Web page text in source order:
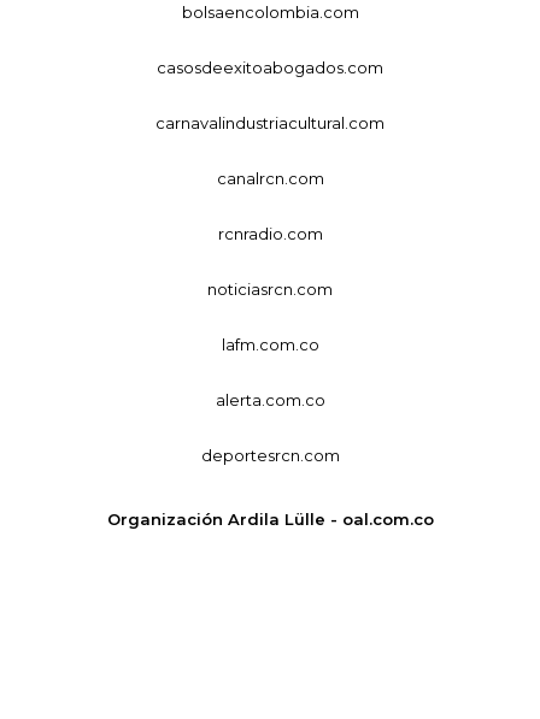
bolsaencolombia.com
casosdeexitoabogados.com
carnavalindustriacultural.com
canalrcn.com
rcnradio.com
noticiasrcn.com
lafm.com.co
alerta.com.co
deportesrcn.com
Organización Ardila Lülle - oal.com.co